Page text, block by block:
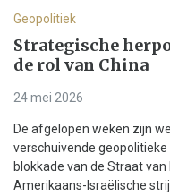
Geopolitiek
Strategische
de rol van China
24 mei 2026
De afgelopen weken zijn
verschuivende
blokkade van de Straat
Amerikaans-Israëlische